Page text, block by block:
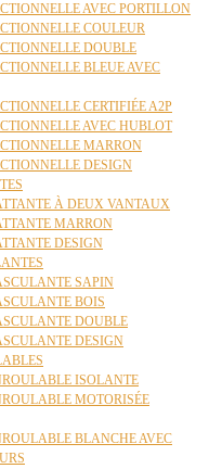
AVEC PORTILLON
COULEUR
DOUBLE
BLEUE AVEC
CERTIFIÉE A2P
AVEC HUBLOT
MARRON
DESIGN
À DEUX VANTAUX
MARRON
DESIGN
SAPIN
BOIS
DOUBLE
DESIGN
ISOLANTE
MOTORISÉE
BLANCHE AVEC